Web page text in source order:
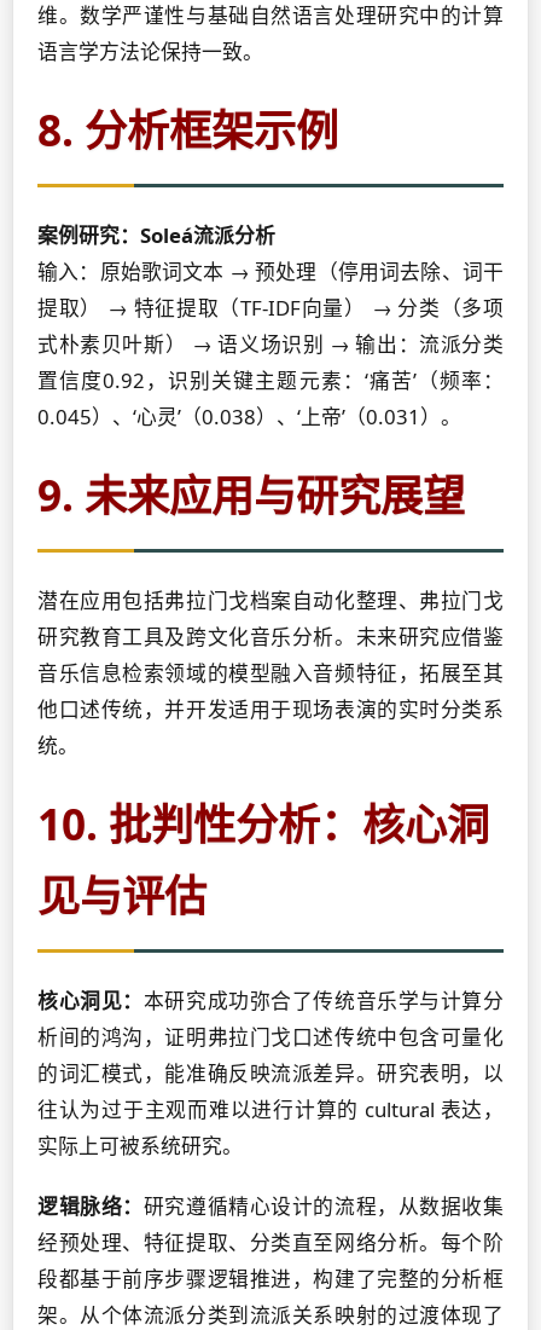
维。数学严谨性与基础自然语言处理研究中的计算
语言学方法论保持一致。
8. 分析框架示例
案例研究：Soleá流派分析
输入：原始歌词文本 → 预处理（停用词去除、词干
提取） → 特征提取（TF-IDF向量） → 分类（多项
式朴素贝叶斯） → 语义场识别 → 输出：流派分类
置信度0.92，识别关键主题元素：‘痛苦’（频率：
0.045）、‘心灵’（0.038）、‘上帝’（0.031）。
9. 未来应用与研究展望
潜在应用包括弗拉门戈档案自动化整理、弗拉门戈
研究教育工具及跨文化音乐分析。未来研究应借鉴
音乐信息检索领域的模型融入音频特征，拓展至其
他口述传统，并开发适用于现场表演的实时分类系
统。
10. 批判性分析：核心洞
见与评估
核心洞见： 本研究成功弥合了传统音乐学与计算分
析间的鸿沟，证明弗拉门戈口述传统中包含可量化
的词汇模式，能准确反映流派差异。研究表明，以
往认为过于主观而难以进行计算的 cultural 表达，
实际上可被系统研究。
逻辑脉络： 研究遵循精心设计的流程，从数据收集
经预处理、特征提取、分类直至网络分析。每个阶
段都基于前序步骤逻辑推进，构建了完整的分析框
架。从个体流派分类到流派关系映射的过渡体现了